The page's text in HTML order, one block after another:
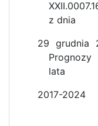
z dnia
29 grudnia
Prognozy
lata
2017-2024